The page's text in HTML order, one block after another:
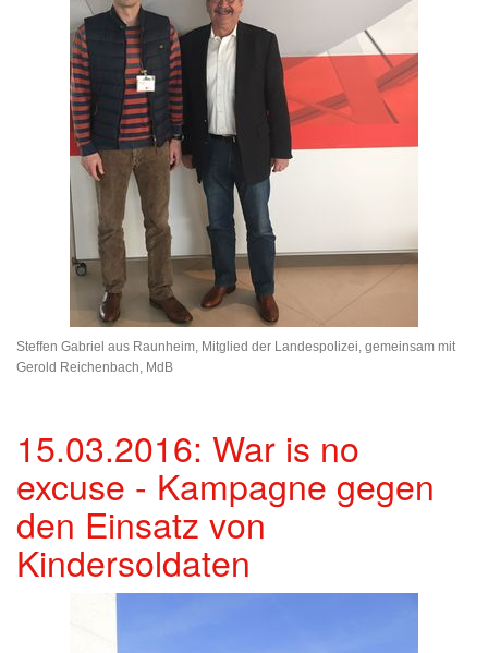
Steffen Gabriel aus Raunheim, Mitglied der Landespolizei, gemeinsam mit
Gerold Reichenbach, MdB
15.03.2016: War is no
excuse - Kampagne gegen
den Einsatz von
Kindersoldaten